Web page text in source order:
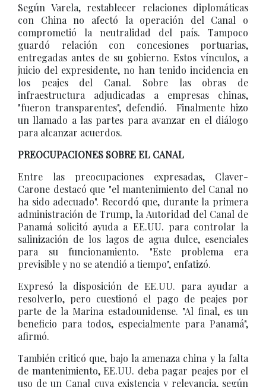
Según Varela, restablecer relaciones diplomáticas
con China no afectó la operación del Canal o
comprometió la neutralidad del país. Tampoco
guardó relación con concesiones portuarias,
entregadas antes de su gobierno. Estos vínculos, a
juicio del expresidente, no han tenido incidencia en
los peajes del Canal. Sobre las obras de
infraestructura adjudicadas a empresas chinas,
"fueron transparentes", defendió. Finalmente hizo
un llamado a las partes para avanzar en el diálogo
para alcanzar acuerdos.
PREOCUPACIONES SOBRE EL CANAL
Entre las preocupaciones expresadas, Claver-
Carone destacó que "el mantenimiento del Canal no
ha sido adecuado". Recordó que, durante la primera
administración de Trump, la Autoridad del Canal de
Panamá solicitó ayuda a EE.UU. para controlar la
salinización de los lagos de agua dulce, esenciales
para su funcionamiento. "Este problema era
previsible y no se atendió a tiempo", enfatizó.
Expresó la disposición de EE.UU. para ayudar a
resolverlo, pero cuestionó el pago de peajes por
parte de la Marina estadounidense. "Al final, es un
beneficio para todos, especialmente para Panamá",
afirmó.
También criticó que, bajo la amenaza china y la falta
de mantenimiento, EE.UU. deba pagar peajes por el
uso de un Canal cuya existencia y relevancia, según